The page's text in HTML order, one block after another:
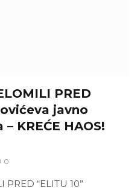
PRED
javno
KREĆE HAOS!
0
“ELITU 10”